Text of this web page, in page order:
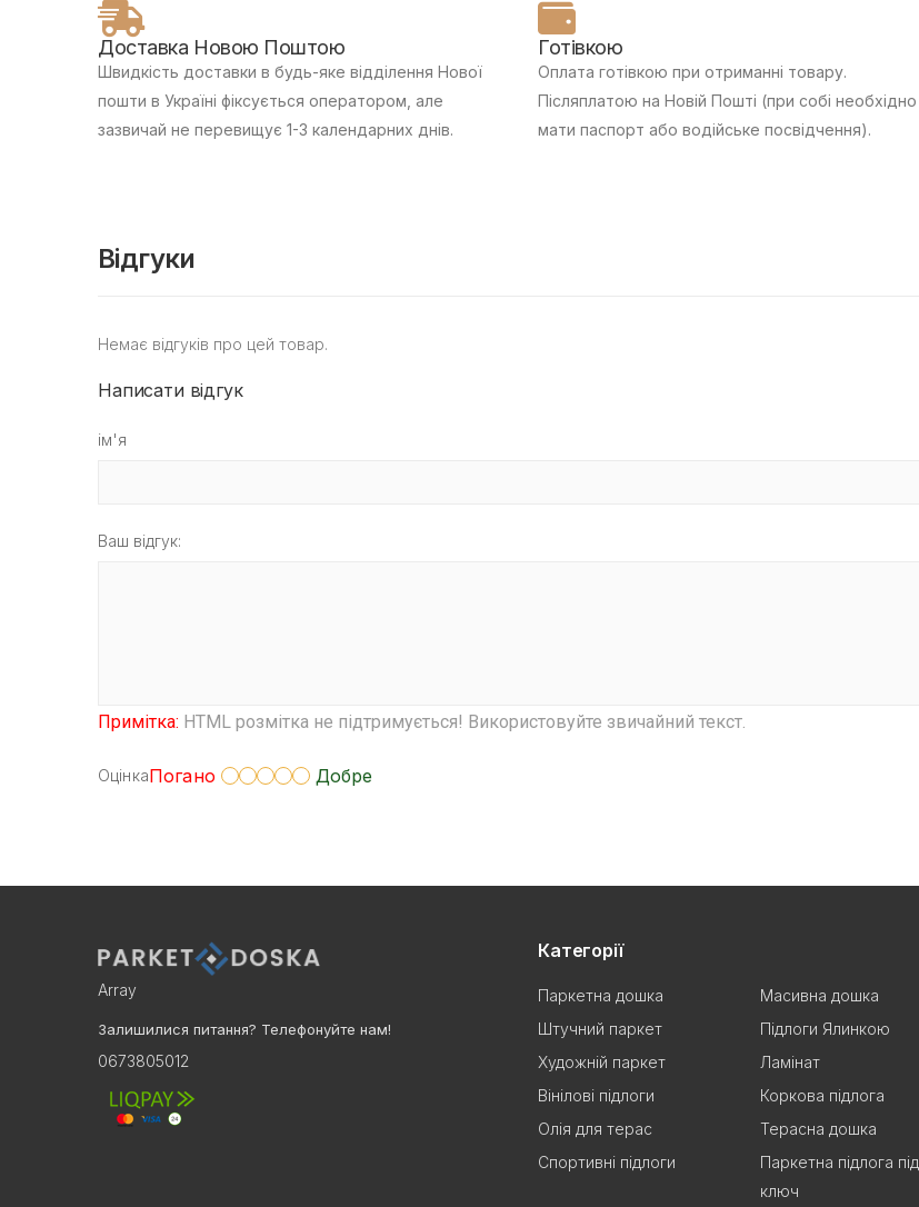
Доставка Новою Поштою
Швидкість доставки в будь-яке відділення Нової
пошти в Україні фіксується оператором, але
зазвичай не перевищує 1-3 календарних днів.
Готівкою
Оплата готівкою при отриманні товару.
Післяплатою на Новій Пошті (при собі необхідно
мати паспорт або водійське посвідчення).
Відгуки
Немає відгуків про цей товар.
Написати відгук
ім'я
Ваш відгук:
Примітка: HTML розмітка не підтримується! Використовуйте звичайний текст.
ОцінкаПогано Добре
Array
Залишилися питання? Телефонуйте нам!
0673805012
Категорії
Паркетна дошка
Масивна дошка
Штучний паркет
Підлоги Ялинкою
Художній паркет
Ламінат
Вінілові підлоги
Коркова підлога
Олія для терас
Терасна дошка
Спортивні підлоги
Паркетна підлога під
ключ